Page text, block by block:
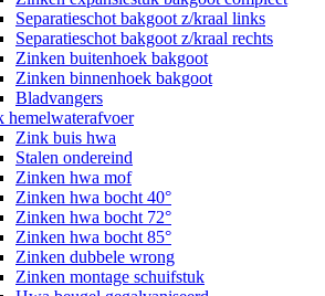
Separatieschot bakgoot z/kraal links
Separatieschot bakgoot z/kraal rechts
Zinken buitenhoek bakgoot
Zinken binnenhoek bakgoot
Bladvangers
hemelwaterafvoer
Zink buis hwa
Stalen ondereind
Zinken hwa mof
Zinken hwa bocht 40°
Zinken hwa bocht 72°
Zinken hwa bocht 85°
Zinken dubbele wrong
Zinken montage schuifstuk